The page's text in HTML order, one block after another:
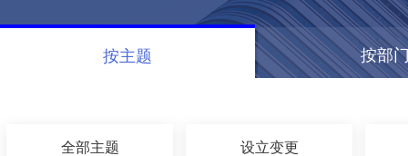
按主题 按部
全部主题 设立变更